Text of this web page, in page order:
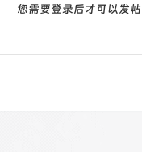
您需要登录后才可以发帖